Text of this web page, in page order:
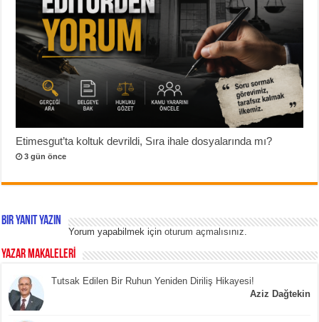
Etimesgut’ta koltuk devrildi, Sıra ihale dosyalarında mı?
3 gün önce
Bir yanıt yazın
Yorum yapabilmek içinoturum açmalısınız.
YAZAR MAKALELERİ
Tutsak Edilen Bir Ruhun Yeniden Diriliş Hikayesi!
Aziz Dağtekin